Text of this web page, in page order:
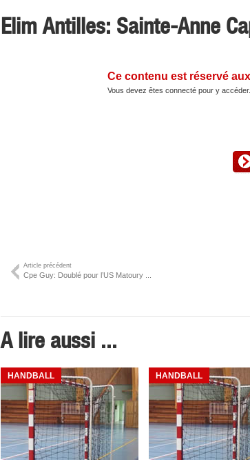
Elim Antilles: Sainte-Anne
Ce contenu est réservé
Vous devez êtes connecté pour y accéder.
Article précédent
Cpe Guy: Doublé pour l’US Matoury ...
A lire aussi ...
HANDBALL HANDBALL